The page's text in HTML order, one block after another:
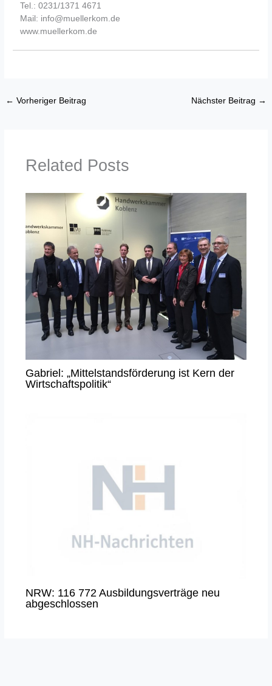
Tel.: 0231/1371 4671
Mail: info@muellerkom.de
www.muellerkom.de
← Vorheriger Beitrag Nächster Beitrag →
Related Posts
Gabriel: „Mittelstandsförderung ist Kern der
Wirtschaftspolitik“
NRW: 116 772 Ausbildungsverträge neu
abgeschlossen